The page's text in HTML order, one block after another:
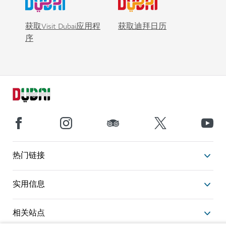
获取Visit Dubai应用程
序
获取迪拜日历
热门链接
实用信息
相关站点